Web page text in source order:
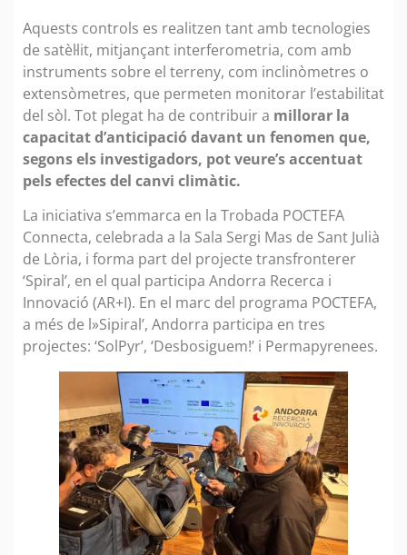
Aquests controls es realitzen tant amb tecnologies
de satèl·lit, mitjançant interferometria, com amb
instruments sobre el terreny, com inclinòmetres o
extensòmetres, que permeten monitorar l’estabilitat
del sòl. Tot plegat ha de contribuir a millorar la
capacitat d’anticipació davant un fenomen que,
segons els investigadors, pot veure’s accentuat
pels efectes del canvi climàtic.
La iniciativa s’emmarca en la Trobada POCTEFA
Connecta, celebrada a la Sala Sergi Mas de Sant Julià
de Lòria, i forma part del projecte transfronterer
‘Spiral’, en el qual participa Andorra Recerca i
Innovació (AR+I). En el marc del programa POCTEFA,
a més de l»Sipiral’, Andorra participa en tres
projectes: ‘SolPyr’, ‘Desbosiguem!’ i Permapyrenees.